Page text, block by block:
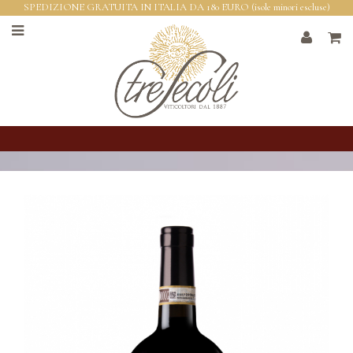
SPEDIZIONE GRATUITA IN ITALIA DA 180 EURO (isole minori escluse)